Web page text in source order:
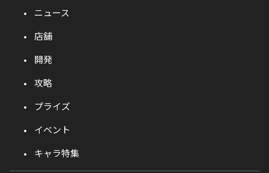
ニュース
店舗
開発
攻略
プライズ
イベント
キャラ特集